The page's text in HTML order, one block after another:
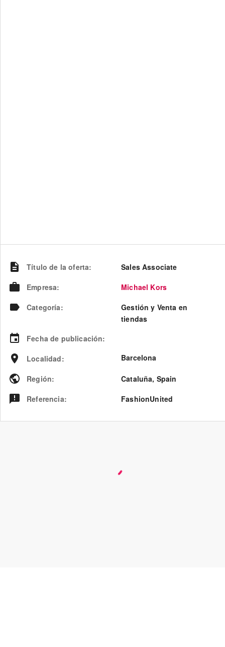
Título de la oferta:
Sales Associate
Empresa:
Michael Kors
Categoría:
Gestión y Venta en
tiendas
Fecha de publicación:
Localidad: Barcelona
Región: Cataluña, Spain
Referencia: FashionUnited